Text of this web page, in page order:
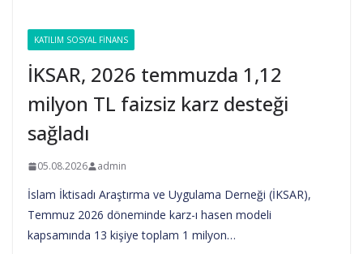
KATILIM SOSYAL FINANS
İKSAR, 2026 temmuzda 1,12
milyon TL faizsiz karz desteği
sağladı
05.08.2026 admin
İslam İktisadı Araştırma ve Uygulama Derneği (İKSAR),
Temmuz 2026 döneminde karz-ı hasen modeli
kapsamında 13 kişiye toplam 1 milyon…